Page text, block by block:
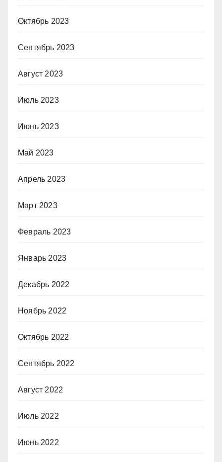
Октябрь 2023
Сентябрь 2023
Август 2023
Июль 2023
Июнь 2023
Май 2023
Апрель 2023
Март 2023
Февраль 2023
Январь 2023
Декабрь 2022
Ноябрь 2022
Октябрь 2022
Сентябрь 2022
Август 2022
Июль 2022
Июнь 2022